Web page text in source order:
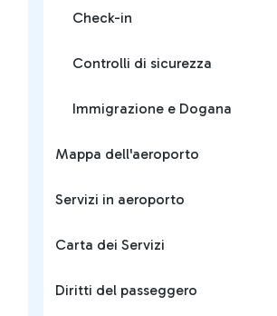
Check-in
Controlli di sicurezza
Immigrazione e Dogana
Mappa dell'aeroporto
Servizi in aeroporto
Carta dei Servizi
Diritti del passeggero